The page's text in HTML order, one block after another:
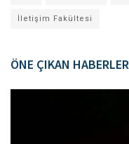
İletişim Fakültesi
ÖNE ÇIKAN HABERLER